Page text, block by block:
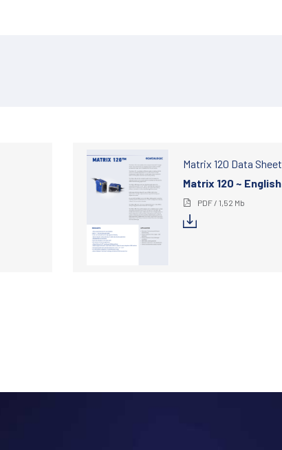
Matrix 120 Data Sheet
Matrix 120 ~ English
PDF / 1,52 Mb